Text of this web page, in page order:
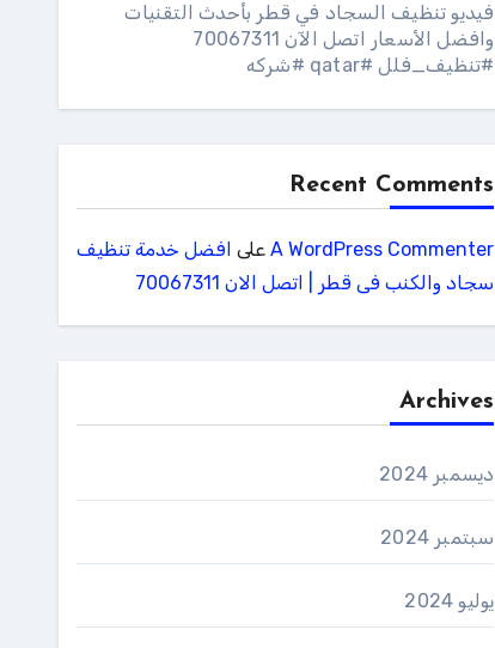
فيديو تنظيف السجاد في قطر بأحدث التقنيات
وافضل الأسعار اتصل الآن 70067311
#تنظيف_فلل #qatar #شركه
Recent Comments
A WordPress Commenterعلى افضل خدمة تنظيف
سجاد والكنب فى قطر | اتصل الان 70067311
Archives
ديسمبر 2024
سبتمبر 2024
يوليو 2024